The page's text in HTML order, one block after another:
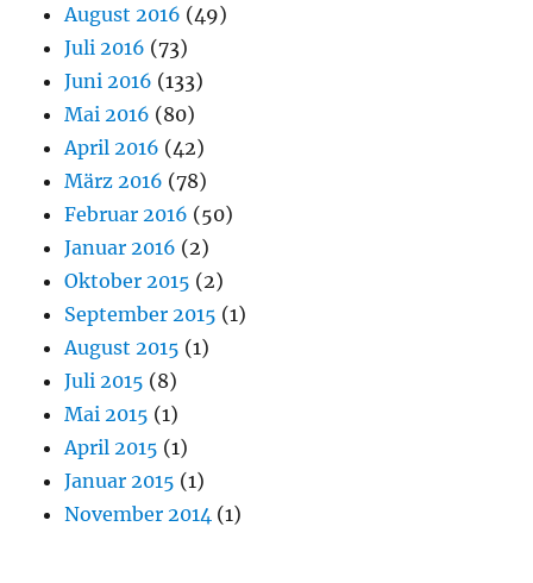
August 2016 (49)
Juli 2016 (73)
Juni 2016 (133)
Mai 2016 (80)
April 2016 (42)
März 2016 (78)
Februar 2016 (50)
Januar 2016 (2)
Oktober 2015 (2)
September 2015 (1)
August 2015 (1)
Juli 2015 (8)
Mai 2015 (1)
April 2015 (1)
Januar 2015 (1)
November 2014 (1)